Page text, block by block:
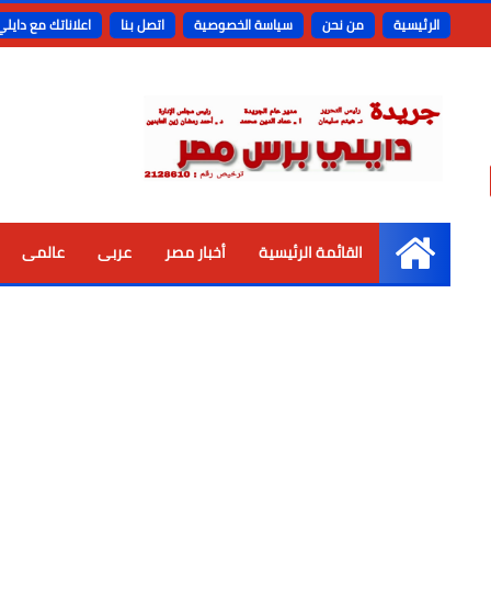
الرئيسية من نحن سياسة الخصوصية اتصل بنا اعلاناتك مع
الرئيسية
القائمة الرئيسية أخبار مصر عربى عالمى